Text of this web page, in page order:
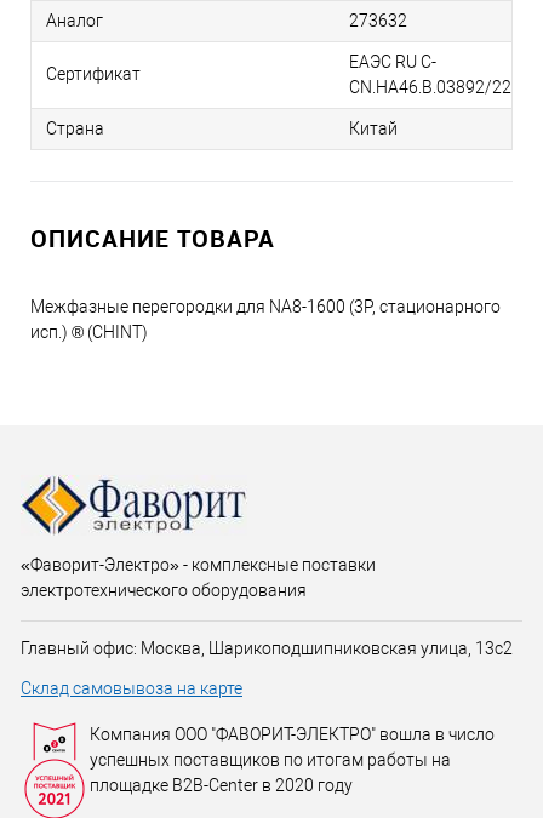
Аналог 273632
Сертификат
ЕАЭС RU С-
CN.НА46.В.03892/22
Страна Китай
ОПИСАНИЕ ТОВАРА
Межфазные перегородки для NA8-1600 (3P, стационарного
исп.) ® (CHINT)
«Фаворит-Электро» - комплексные поставки
электротехнического оборудования
Главный офис: Москва, Шарикоподшипниковская улица, 13с2
Склад самовывоза на карте
Компания ООО "ФАВОРИТ-ЭЛЕКТРО" вошла в число
успешных поставщиков по итогам работы на
площадке B2B-Center в 2020 году